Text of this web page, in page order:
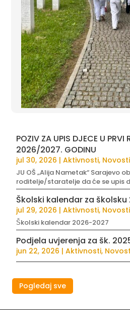
POZIV ZA UPIS DJECE U PRVI
2026/2027. GODINU
jul 30, 2026 |Aktivnosti, Novosti
JU OŠ „Alija Nametak“ Sarajevo
roditelje/staratelje da će se upis
Školski kalendar za
jul 29, 2026 |Aktivnosti, Novosti
Školski kalendar 2026-2027
Podjela uvjerenja za šk.
jun 22, 2026 |Aktivnosti,
Pogledaj sve